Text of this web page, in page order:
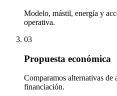
Modelo, mástil, energía y
operativa.
03
Propuesta económica
Comparamos alternativas
financiación.